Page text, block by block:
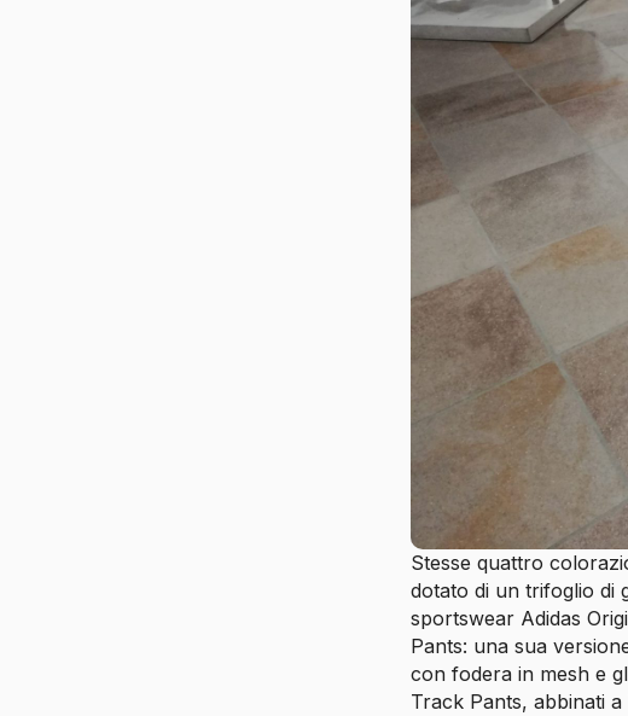
Stesse quattro
dotato di un trifoglio di
sportswear Adidas
Pants: una sua
con fodera in mesh e
Track Pants, abbinati